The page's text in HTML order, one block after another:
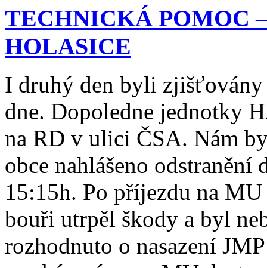
TECHNICKÁ POMOC
HOLASICE
I druhý den byli zjišťovány
dne. Dopoledne jednotky
na RD v ulici ČSA. Nám
obce nahlášeno
15:15h. Po příjezdu na
bouři utrpěl škody a byl
rozhodnuto o nasazení